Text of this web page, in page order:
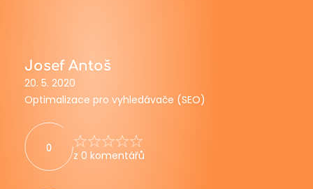
Josef Antoš
20. 5. 2020
Optimalizace pro vyhledávače (SEO)
0
z 0 komentářů